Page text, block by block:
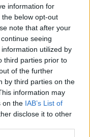
information for
below opt-out
note that after your
seeing
utilized by
third parties prior to
of the further
by third parties on the
information may
on the IAB’s List of
disclose it to other
Araujo, Lenglet
– Griezmann,
de rodilla), Ansu
de rodilla),